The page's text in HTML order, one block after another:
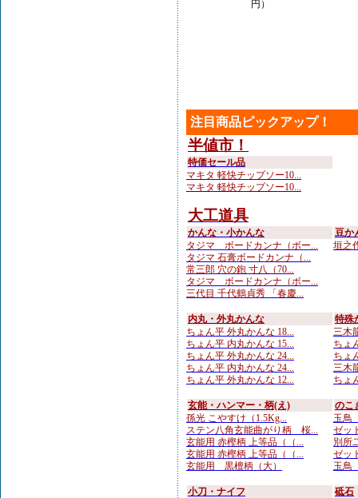
円）
注目商品ピックアップ！
半値市！
特価セール品
マキタ 軽快チップソー10...
マキタ 軽快チップソー10...
大工道具
かんな・小かんな
タジマ ボードカンナ（ボー...
タジマ 石膏ボードカンナ（...
常三郎 穴の鉋 寸八（70...
タジマ ボードカンナ（ボー...
三代目 千代鶴貞秀 「春慶...
豆か
垣之
内丸・外丸かんな
ちょん平 外丸かんな 18...
ちょん平 内丸かんな 15...
ちょん平 外丸かんな 24...
ちょん平 内丸かんな 24...
ちょん平 外丸かんな 12...
特殊
三木
ちょ
ちょ
三木
ちょ
玄能・ハンマー・柄(え)
孫光 こやすけ（1.5Kg...
ステン八角玄能曲がり柄 桜...
玄能用 赤樫柄 上等品（（...
玄能用 赤樫柄 上等品（（...
玄能用 黒檀柄（大）
のこ
玉鳥
ゼッ
別所
ゼッ
玉鳥
小刀・ナイフ
砥石